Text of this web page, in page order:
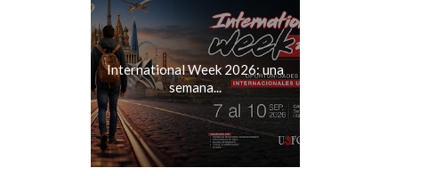
International Week 2026: una
semana...